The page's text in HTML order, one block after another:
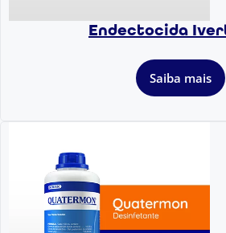
Endectocida
Saiba mais